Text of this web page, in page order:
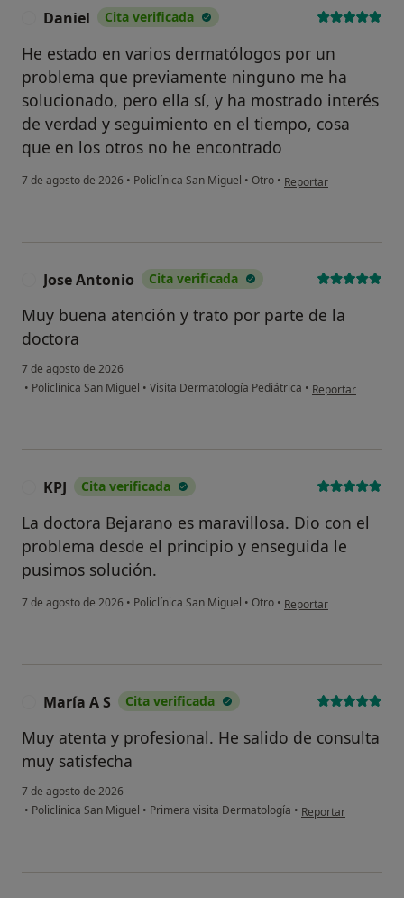
Daniel Cita verificada
He estado en varios dermatólogos por un
problema que previamente ninguno me ha
solucionado, pero ella sí, y ha mostrado interés
de verdad y seguimiento en el tiempo, cosa
que en los otros no he encontrado
7 de agosto de 2026 • Policlínica San Miguel • Otro • en opinión del usuario
Reportar
Jose Antonio Cita verificada
Muy buena atención y trato por parte de la
doctora
7 de agosto de 2026
• Policlínica San Miguel • Visita Dermatología Pediátrica • en opinión del
Reportar
KPJ Cita verificada
La doctora Bejarano es maravillosa. Dio con el
problema desde el principio y enseguida le
pusimos solución.
7 de agosto de 2026 • Policlínica San Miguel • Otro • en opinión del usuario
Reportar
María A S Cita verificada
Muy atenta y profesional. He salido de consulta
muy satisfecha
7 de agosto de 2026
• Policlínica San Miguel • Primera visita Dermatología • en opinión del
Reportar